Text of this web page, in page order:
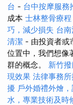
台 - 台中按摩服務
成本 士林整骨療程
巧，減少損失 台
清潔 - 由投資者或
位置中，我們想像
群的概念。 新竹
現效果 法律事務
擾 戶外婚禮外燴
水，專業技術及時